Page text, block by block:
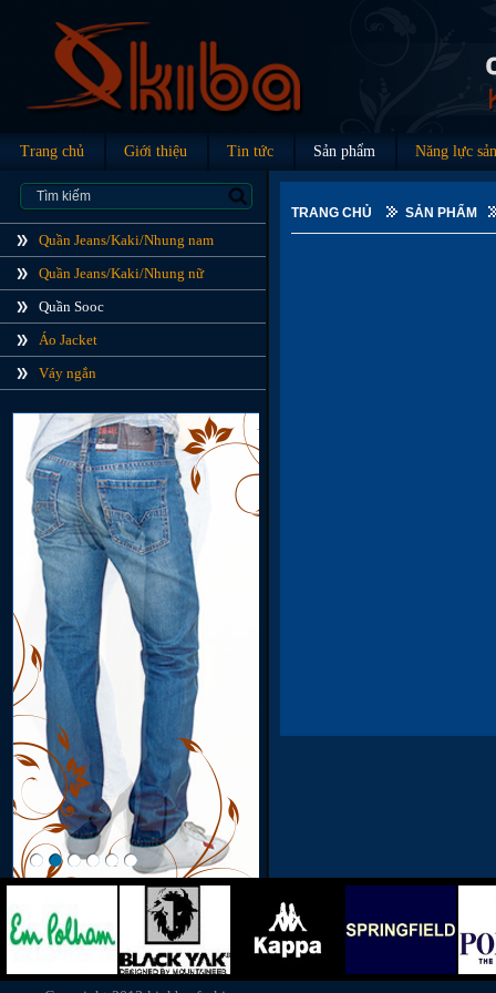
Trang chủ Giới thiệu Tin tức Sản phẩm Năng lực
Quần Jeans/Kaki/Nhung nam
Quần Jeans/Kaki/Nhung nữ
Quần Sooc
Áo Jacket
Váy ngắn
TRANG CHỦ SẢN PHẨM